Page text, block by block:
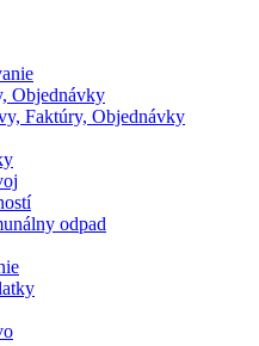
Objednávky
Faktúry, Objednávky
odpad